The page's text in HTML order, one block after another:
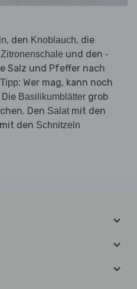
, den Knoblauch, die
Zitronenschale und den -
Salz und Pfeffer nach
Tipp: Wer mag, kann noch
Basilikumblätter grob
Den Salatmit den
den Schnitzeln